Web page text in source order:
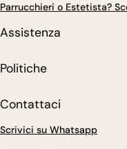
Parrucchieri o Estetista?
Assistenza
Politiche
Contattaci
Scrivici su Whatsapp